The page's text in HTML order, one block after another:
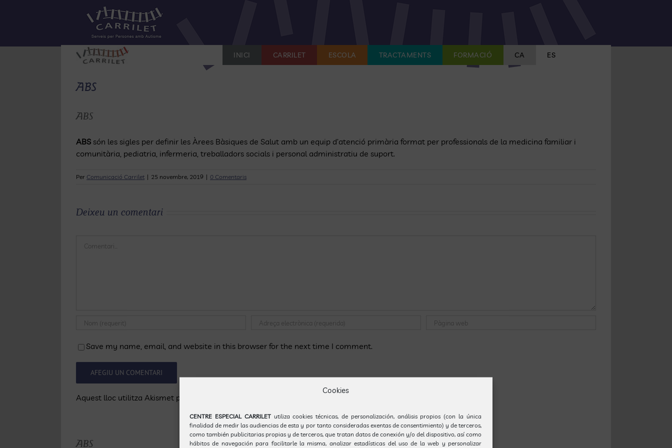
Cookies
CENTRE ESPECIAL CARRILET utiliza cookies técnicas, de personalización, análisis propios (con la única
finalidad de medir las audiencias de esta y por tanto consideradas exentas de consentimiento) y de terceros,
como también publicitarias propias y de terceros, que tratan datos de conexión y/o del dispositivo, así como
hábitos de navegación para facilitarle la misma, analizar estadísticas del uso de la web y personalizar
INICI CARRILET ESCOLA TRACTAMENTS FORMACIÓ CA ES
ABS
ABS
ABS són les sigles per definir les Àrees Bàsiques de Salut amb un equip d’atenció primària format per professionals de la medicina familiar i
comunitària, pediatria, infermeria, treballadors socials i personal administratiu de suport.
Per Comunicació Carrilet | 25 novembre, 2019 | 0 Comentaris
Deixeu un comentari
Comentari
Save my name, email, and website in this browser for the next time I comment.
Aquest lloc utilitza Akismet per reduir els comentaris brossa.
ABS